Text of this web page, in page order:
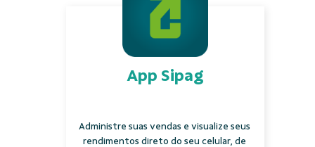
App Sipag
Administre suas vendas e visualize seus
rendimentos direto do seu celular, de